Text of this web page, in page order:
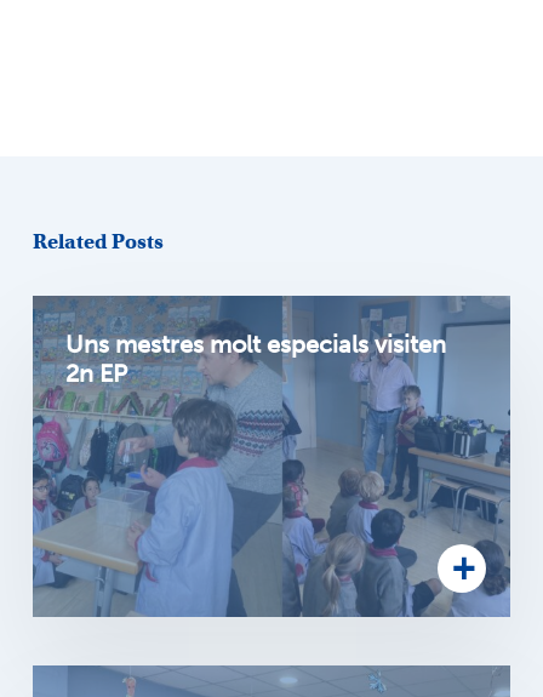
Related Posts
Uns mestres molt especials visiten
2n EP